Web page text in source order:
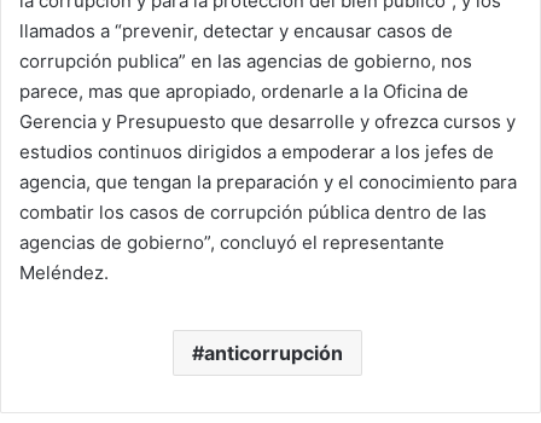
llamados a “prevenir, detectar y encausar casos de
corrupción publica” en las agencias de gobierno, nos
parece, mas que apropiado, ordenarle a la Oficina de
Gerencia y Presupuesto que desarrolle y ofrezca cursos y
estudios continuos dirigidos a empoderar a los jefes de
agencia, que tengan la preparación y el conocimiento para
combatir los casos de corrupción pública dentro de las
agencias de gobierno”, concluyó el representante
Meléndez.
anticorrupción